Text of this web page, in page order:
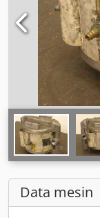
Data mesin